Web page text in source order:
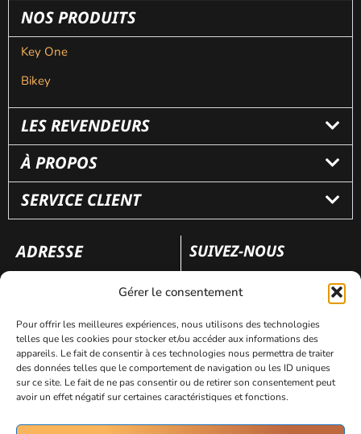
Gérer le consentement
Pour offrir les meilleures expériences, nous utilisons des technologies
telles que les cookies pour stocker et/ou accéder aux informations des
appareils. Le fait de consentir à ces technologies nous permettra de traiter
des données telles que le comportement de navigation ou les ID uniques
sur ce site. Le fait de ne pas consentir ou de retirer son consentement peut
avoir un effet négatif sur certaines caractéristiques et fonctions.
NOS PRODUITS
Key One
Bikey
LES REVENDEURS
À PROPOS
SERVICE CLIENT
ADRESSE
110 rue Frédéric Fays
SUIVEZ-NOUS
Mentions légales Politique de confidentialité